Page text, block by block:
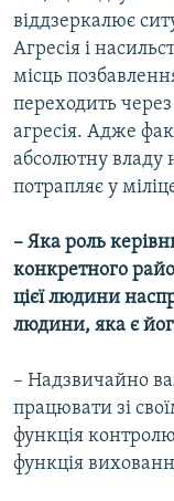
віддзеркалює
Агресія і
місць
переходить
агресія. Адже
абсолютну владу
потрапляє у
– Яка роль
конкретного
цієї людини
людини, яка є
– Надзвичайно
працювати зі
функція
функція